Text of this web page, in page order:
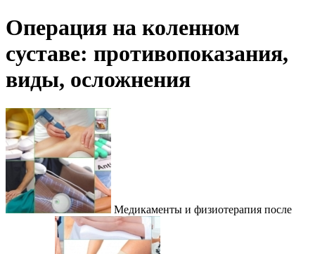
Операция на коленном
суставе: противопоказания,
виды, осложнения
Медикаменты и физиотерапия после